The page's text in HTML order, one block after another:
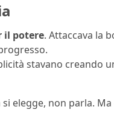
il potere. Attaccava la
stavano creando
elegge, non parla.